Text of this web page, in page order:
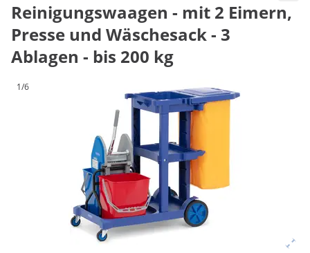
Reinigungswaagen - mit 2 Eimern,
Presse und Wäschesack - 3
Ablagen - bis 200 kg
1/6